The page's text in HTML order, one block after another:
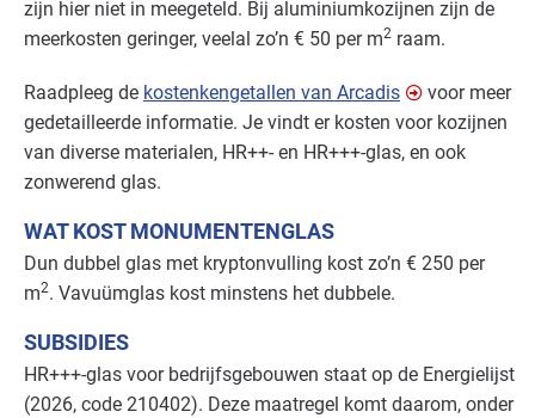
zijn hier niet in meegeteld. Bij aluminiumkozijnen zijn de
meerkosten geringer, veelal zo’n € 50 per m2 raam.
Raadpleeg de kostenkengetallen van Arcadis
voor meer
gedetailleerde informatie. Je vindt er kosten voor kozijnen
van diverse materialen, HR++- en HR+++-glas, en ook
zonwerend glas.
WAT KOST MONUMENTENGLAS
Dun dubbel glas met kryptonvulling kost zo’n € 250 per
m2. Vavuümglas kost minstens het dubbele.
SUBSIDIES
HR+++-glas voor bedrijfsgebouwen staat op de Energielijst
(2026, code 210402). Deze maatregel komt daarom, onder